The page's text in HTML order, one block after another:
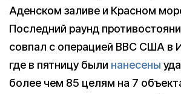
Аденском заливе и Красном
Последний раунд
совпал с операцией ВВС США в
где в пятницу были нанесены
более чем 85 целям на 7